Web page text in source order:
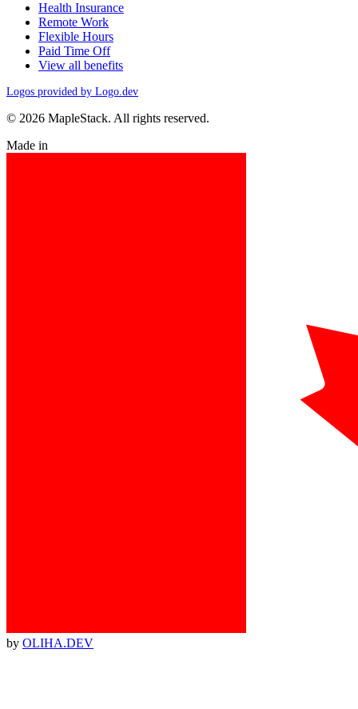
Health Insurance
Remote Work
Flexible Hours
Paid Time Off
View all benefits
Logos provided by Logo.dev
© 2026 MapleStack. All rights reserved.
Made in
by OLIHA.DEV